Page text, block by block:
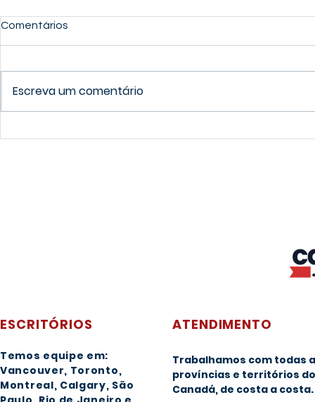
Comentários
Escreva um comentário
ESCRITÓRIOS
Temos equipe em:
Vancouver, Toronto,
Montreal, Calgary, São
ATENDIMENTO
Trabalhamos com todas
províncias e territórios do
Canadá, de costa a costa.